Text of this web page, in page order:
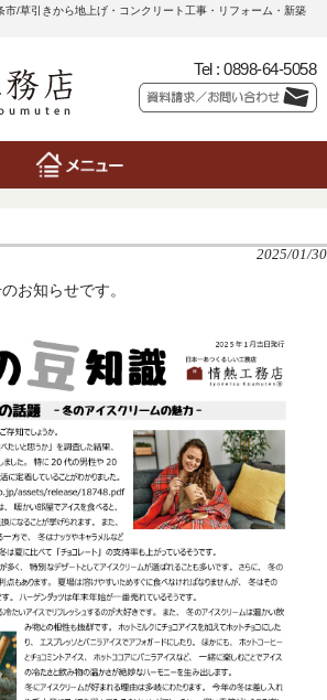
市/草引きから地上げ・コンクリート工事・リフォーム・新築
Tel : 0898-64-5058
2025/01/30
お知らせです。